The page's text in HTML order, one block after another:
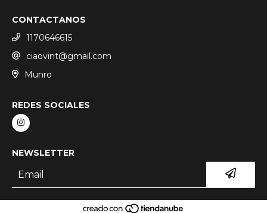
CONTACTANOS
1170646615
ciaovint@gmail.com
Munro
REDES SOCIALES
NEWSLETTER